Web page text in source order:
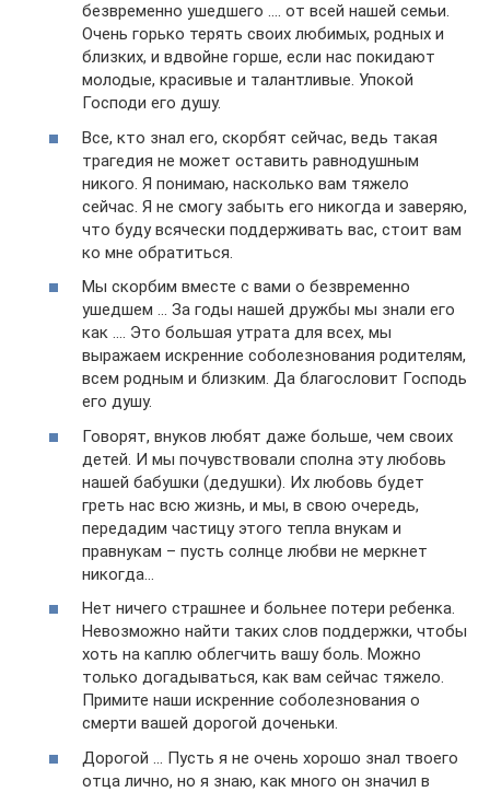
безвременно ушедшего …. от всей нашей семьи.
Очень горько терять своих любимых, родных и
близких, и вдвойне горше, если нас покидают
молодые, красивые и талантливые. Упокой
Господи его душу.
Все, кто знал его, скорбят сейчас, ведь такая
трагедия не может оставить равнодушным
никого. Я понимаю, насколько вам тяжело
сейчас. Я не смогу забыть его никогда и заверяю,
что буду всячески поддерживать вас, стоит вам
ко мне обратиться.
Мы скорбим вместе с вами о безвременно
ушедшем … За годы нашей дружбы мы знали его
как …. Это большая утрата для всех, мы
выражаем искренние соболезнования родителям,
всем родным и близким. Да благословит Господь
его душу.
Говорят, внуков любят даже больше, чем своих
детей. И мы почувствовали сполна эту любовь
нашей бабушки (дедушки). Их любовь будет
греть нас всю жизнь, и мы, в свою очередь,
передадим частицу этого тепла внукам и
правнукам – пусть солнце любви не меркнет
никогда…
Нет ничего страшнее и больнее потери ребенка.
Невозможно найти таких слов поддержки, чтобы
хоть на каплю облегчить вашу боль. Можно
только догадываться, как вам сейчас тяжело.
Примите наши искренние соболезнования о
смерти вашей дорогой доченьки.
Дорогой … Пусть я не очень хорошо знал твоего
отца лично, но я знаю, как много он значил в